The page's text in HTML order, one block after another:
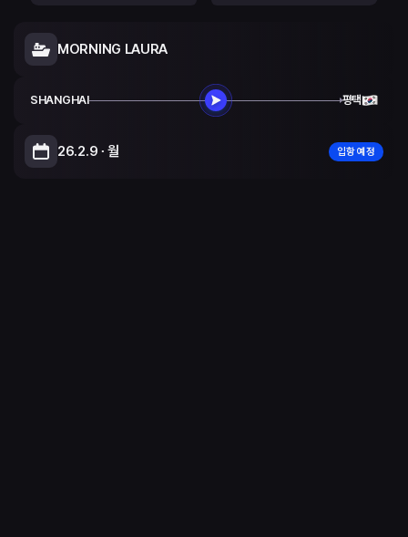
MORNING LAURA
SHANGHAI 평택
26.2.9 ∙ 월 입항 예정